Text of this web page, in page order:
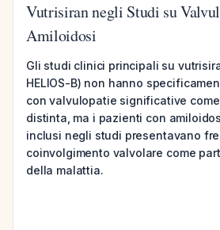
Vutrisiran negli Studi su
Amiloidosi
Gli studi clinici principali su
HELIOS-B) non hanno
con valvulopatie significative
distinta, ma i pazienti con
inclusi negli studi presentavano
coinvolgimento valvolare come
della malattia.